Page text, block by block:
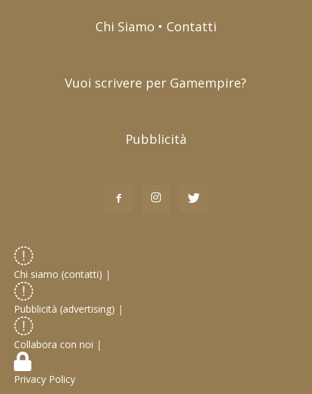
Chi Siamo • Contatti
Vuoi scrivere per Gamempire?
Pubblicità
Chi siamo (contatti) |
Pubblicità (advertising) |
Collabora con noi |
Privacy Policy